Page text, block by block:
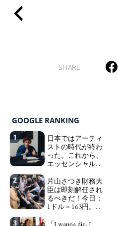
SHARE
GOOGLE RANKING
1
日本ではアーティ
ストの時代が終わ
った。これから、
エッセンシャルワ
ワーカー、ソーシ
ャルワーカーと同
じ、アートワーカ
ーになる。We have
word "artist" into the
2
片山さつき財務大
臣は即刻解任され
るべきだ！今日：
1ドル = 163円。に
自分の円を吸って
3 「I wanna die, I